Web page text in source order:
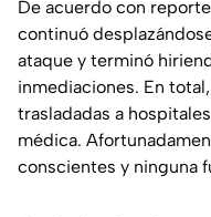
De acuerdo con
continuó
ataque y terminó
inmediaciones. En
trasladadas a
médica.
conscientes y ninguna